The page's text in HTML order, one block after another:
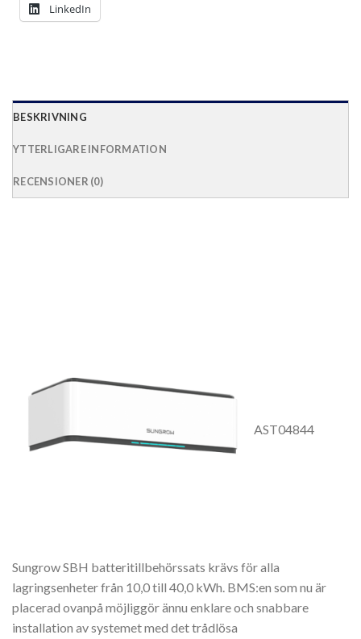
LinkedIn
BESKRIVNING
YTTERLIGARE INFORMATION
RECENSIONER (0)
AST04844
Sungrow SBH batteritillbehörssats krävs för alla
lagringsenheter från 10,0 till 40,0 kWh. BMS:en som nu är
placerad ovanpå möjliggör ännu enklare och snabbare
installation av systemet med det trådlösa